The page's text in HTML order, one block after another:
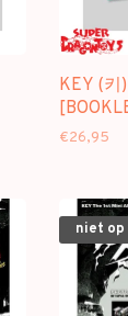
KEY (키
€26,95
niet op